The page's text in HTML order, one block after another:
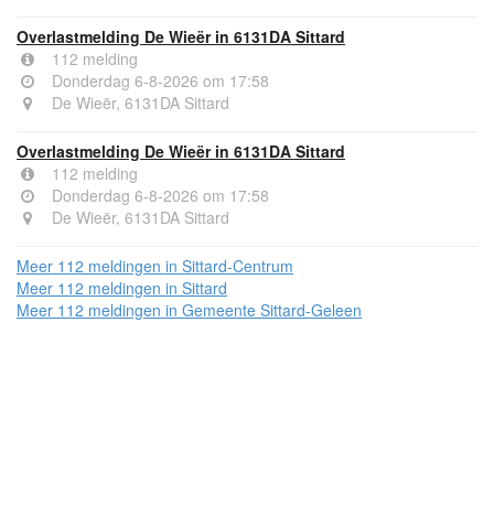
Overlastmelding De Wieër in 6131DA Sittard
112 melding
Donderdag 6-8-2026 om 17:58
De Wieër, 6131DA Sittard
Overlastmelding De Wieër in 6131DA Sittard
112 melding
Donderdag 6-8-2026 om 17:58
De Wieër, 6131DA Sittard
Meer 112 meldingen in Sittard-Centrum
Meer 112 meldingen in Sittard
Meer 112 meldingen in Gemeente Sittard-Geleen